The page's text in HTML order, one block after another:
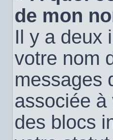
de mon
Il y a deux
votre nom
messages
associée
des blocs